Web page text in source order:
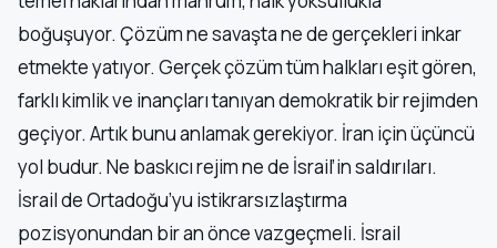
boğuşuyor. Çözüm ne savaşta ne de gerçekleri inkar
etmekte yatıyor. Gerçek çözüm tüm halkları eşit gören,
farklı kimlik ve inançları tanıyan demokratik bir rejimden
geçiyor. Artık bunu anlamak gerekiyor. İran için üçüncü
yol budur. Ne baskıcı rejim ne de İsrail’in saldırıları.
İsrail de Ortadoğu’yu istikrarsızlaştırma
pozisyonundan bir an önce vazgeçmeli. İsrail